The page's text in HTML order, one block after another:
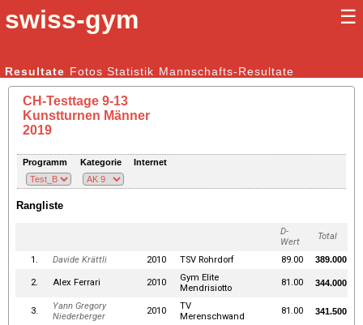
swiss-gym ☰
Kunstturnen Männer | Kunstturnen Frauen
Resultate Fotos Statistik Mannschafts-Resultate
CH-Testtage 9-13
Kunstturnen Männer
2019
Programm Kategorie Internet
Rangliste
D-
Wert
Total
1. Davide Krättli 2010 TSV Rohrdorf 89.00 389.000
2. Alex Ferrari 2010
Gym Elite
Mendrisiotto
81.00 344.000
3.
Yann Gregory
Niederberger
2010
TV
Merenschwand
81.00 341.500